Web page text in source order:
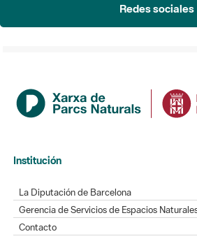
Redes sociales
Institución
La Diputación de Barcelona
Gerencia de Servicios de Espacios
Contacto